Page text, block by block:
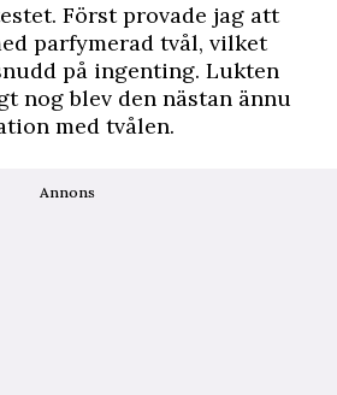
Först provade jag att
parfymerad tvål, vilket
på ingenting. Lukten
nog blev den nästan ännu
med tvålen.
Annons